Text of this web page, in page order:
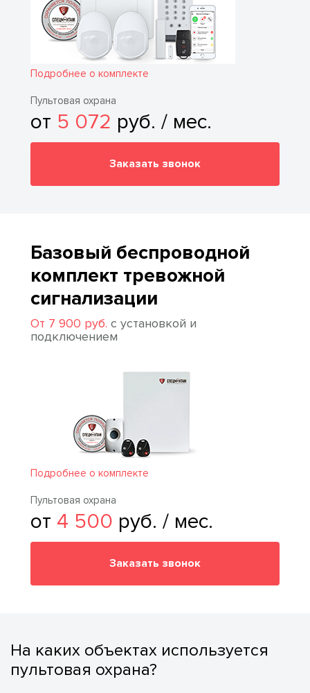
Подробнее о комплекте
Пультовая охрана
от 5 072 руб. / мес.
Заказать звонок
Базовый беспроводной
комплект тревожной
сигнализации
От 7 900 руб. с установкой и
подключением
Подробнее о комплекте
Пультовая охрана
от 4 500 руб. / мес.
Заказать звонок
На каких объектах используется
пультовая охрана?